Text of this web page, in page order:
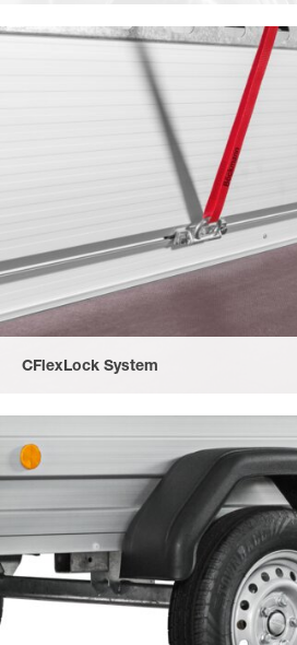
Verwindungssteifigkeit.
CFlexLock System
der einzelnen Zurrösen. Nach DIN
daN Zugkraft pro Zurrpunkt für alle
und quer). Komplett frei nutzbare
entlang der Bordwand. Serienmäßig
ohne Bordwanderhöhung.